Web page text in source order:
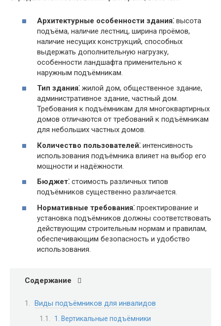
Архитектурные особенности здания⁚ высота
подъёма, наличие лестниц, ширина проёмов,
наличие несущих конструкций, способных
выдержать дополнительную нагрузку,
особенности ландшафта применительно к
наружным подъёмникам.
Тип здания⁚ жилой дом, общественное здание,
административное здание, частный дом.
Требования к подъёмникам для многоквартирных
домов отличаются от требований к подъёмникам
для небольших частных домов.
Количество пользователей⁚ интенсивность
использования подъёмника влияет на выбор его
мощности и надёжности.
Бюджет⁚ стоимость различных типов
подъёмников существенно различается.
Нормативные требования⁚ проектирование и
установка подъёмников должны соответствовать
действующим строительным нормам и правилам,
обеспечивающим безопасность и удобство
использования.
Содержание
Виды подъёмников для инвалидов
1. Вертикальные подъёмники